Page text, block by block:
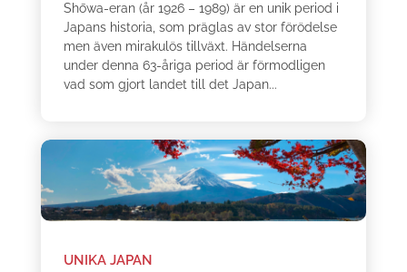
Shōwa-eran (år 1926 – 1989) är en unik period i
Japans historia, som präglas av stor förödelse
men även mirakulös tillväxt. Händelserna
under denna 63-åriga period är förmodligen
vad som gjort landet till det Japan...
UNIKA JAPAN